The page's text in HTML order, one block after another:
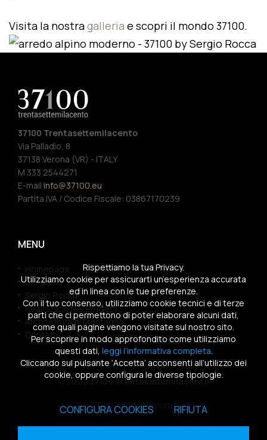
Visita la nostragalleria e scopri il mondo 37100.
37100 Trentasettemilacento
Via Palladio, 8
37138 Verona (VR) - ITALY
M 333 2544271
E-mail info@37100.eu
Partita IVA / Codice Fiscale: 03867170239
MENU
Homepage
Chi siamo
Sergio Rocca
Realizzazioni e Progetti
Architettura di Montagna
Contatti
© 202637100 Trentasettemilacento
Tutti i diritti riservati
Sitemap|Privacy Policy|Cookies Policy
Rispettiamo la tua Privacy.
Utilizziamo cookie per assicurarti un’esperienza accurata
ed in linea con le tue preferenze.
Con il tuo consenso, utilizziamo cookie tecnici e di terze
parti che ci permettono di poter elaborare alcuni dati,
come quali pagine vengono visitate sul nostro sito.
Per scoprire in modo approfondito come utilizziamo
questi dati, leggi l’informativa completa.
Cliccando sul pulsante ‘Accetta’ acconsenti all’utilizzo dei
cookie, oppure configura le diverse tipologie.
CONFIGURA COOKIES RIFIUTA